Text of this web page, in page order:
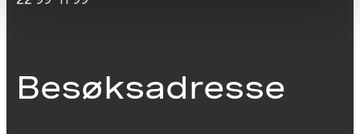
Besøksadresse